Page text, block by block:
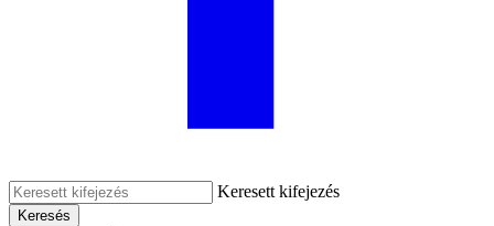
Keresett kifejezés
Keresés